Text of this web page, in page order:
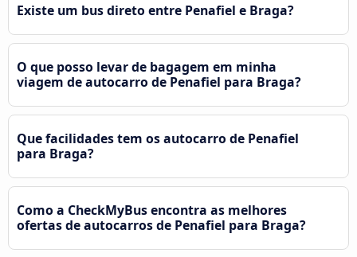
Existe um bus direto entre Penafiel e Braga?
O que posso levar de bagagem em minha
viagem de autocarro de Penafiel para Braga?
Que facilidades tem os autocarro de Penafiel
para Braga?
Como a CheckMyBus encontra as melhores
ofertas de autocarros de Penafiel para Braga?